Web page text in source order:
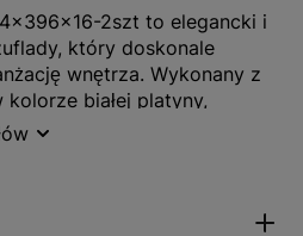
2szt to elegancki i
który doskonale
wnętrza. Wykonany z
białej platyny,
wygląd, ale także
użytkowanie.
fronty, co pozwala na łatwe